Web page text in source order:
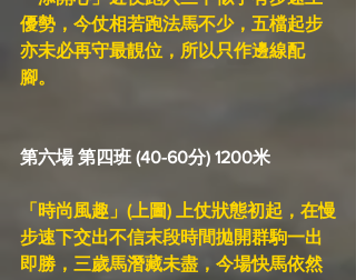
優勢，今仗相若跑法馬不少，五檔起步
亦未必再守最靚位，所以只作邊線配
腳。
第六場 第四班 (40-60分) 1200米
「時尚風趣」(上圖) 上仗狀態初起，在慢
步速下交出不信末段時間拋開群駒一出
即勝，三歲馬潛藏未盡，今場快馬依然